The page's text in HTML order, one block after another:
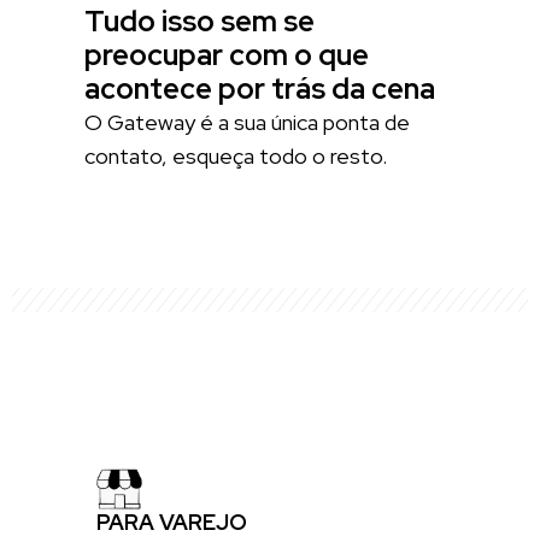
Tudo isso sem se
preocupar com o que
acontece por trás da cena
O Gateway é a sua única ponta de
contato, esqueça todo o resto.
PARA VAREJO